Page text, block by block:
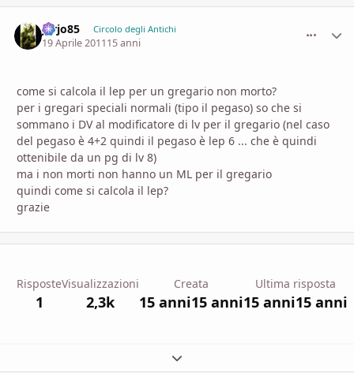
jorjo85 Circolo degli Antichi
19 Aprile 201115 anni
come si calcola il lep per un gregario non morto?
per i gregari speciali normali (tipo il pegaso) so che si
sommano i DV al modificatore di lv per il gregario (nel caso
del pegaso è 4+2 quindi il pegaso è lep 6 ... che è quindi
ottenibile da un pg di lv 8)
ma i non morti non hanno un ML per il gregario
quindi come si calcola il lep?
grazie
Risposte
1
Visualizzazioni
2,3k
Creata
15 anni15 anni
Ultima risposta
15 anni15 anni
Espandi panoramica del topic